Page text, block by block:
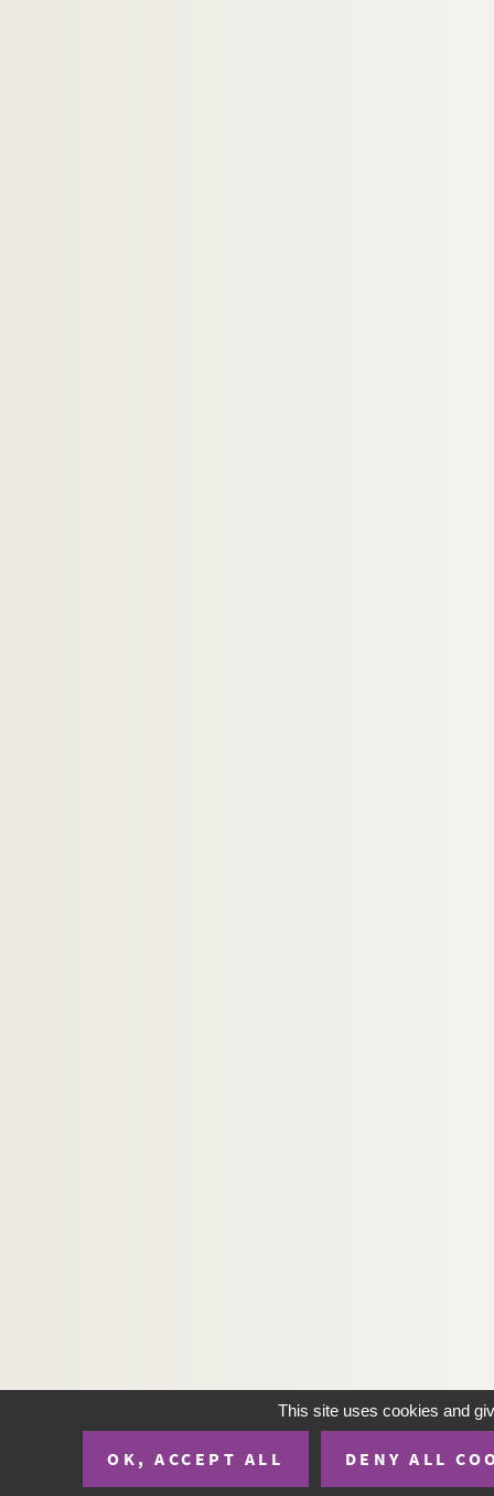
This site uses cookies and
OK, ACCEPT ALL DENY ALL